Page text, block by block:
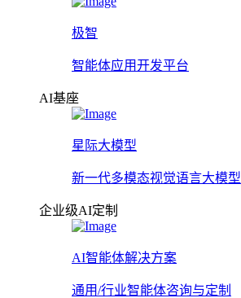
极智
智能体应用开发平台
AI基座
星际大模型
新一代多模态视觉语言大模型
企业级AI定制
AI智能体解决方案
通用/行业智能体咨询与定制